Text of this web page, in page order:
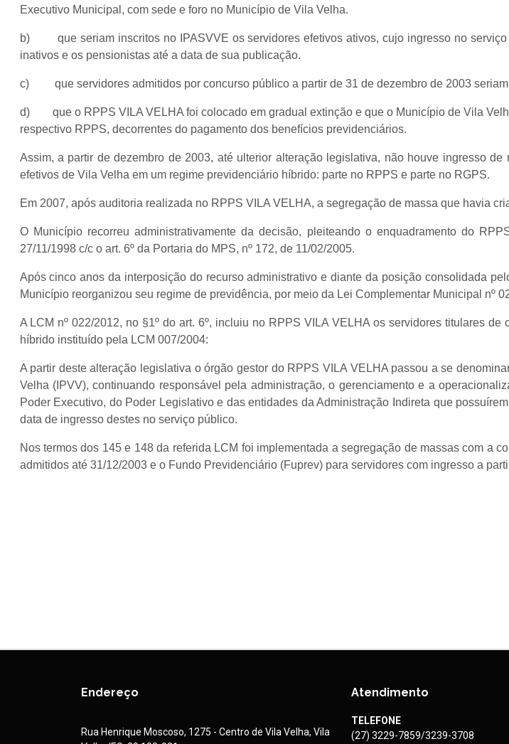
Executivo Municipal, com sede e foro no Município de Vila Velha.
b) que seriam inscritos no IPASVVE os servidores efetivos ativos, cujo ingresso no
inativos e os pensionistas até a data de sua publicação.
c) que servidores admitidos por concurso público a partir de 31 de dezembro de 2003
d) que o RPPS VILA VELHA foi colocado em gradual extinção e que o Município de Vila
respectivo RPPS, decorrentes do pagamento dos benefícios previdenciários.
Assim, a partir de dezembro de 2003, até ulterior alteração legislativa, não houve ingresso
efetivos de Vila Velha em um regime previdenciário híbrido: parte no RPPS e parte no RGPS.
Em 2007, após auditoria realizada no RPPS VILA VELHA, a segregação de massa que havia
O Município recorreu administrativamente da decisão, pleiteando o enquadramento do
27/11/1998 c/c o art. 6º da Portaria do MPS, nº 172, de 11/02/2005.
Após cinco anos da interposição do recurso administrativo e diante da posição consolidada
Município reorganizou seu regime de previdência, por meio da Lei Complementar Municipal nº
A LCM nº 022/2012, no §1º do art. 6º, incluiu no RPPS VILA VELHA os servidores titulares
híbrido instituído pela LCM 007/2004:
A partir deste alteração legislativa o órgão gestor do RPPS VILA VELHA passou a se
Velha (IPVV), continuando responsável pela administração, o gerenciamento e a
Poder Executivo, do Poder Legislativo e das entidades da Administração Indireta que
data de ingresso destes no serviço público.
Nos termos dos 145 e 148 da referida LCM foi implementada a segregação de massas com a
admitidos até 31/12/2003 e o Fundo Previdenciário (Fuprev) para servidores com ingresso a
Endereço
Rua Henrique Moscoso, 1275 - Centro de Vila Velha, Vila
Atendimento
TELEFONE
(27) 3229-7859/3239-3708